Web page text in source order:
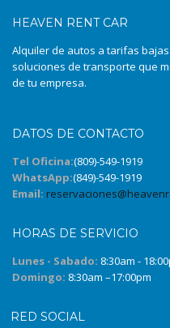
HEAVEN RENT CAR
Alquiler de autos a tarifas
soluciones de transporte que
de tu empresa.
DATOS DE CONTACTO
Tel Oficina:(809)-549-1919
WhatsApp:(849)-549-1919
Email:
HORAS DE SERVICIO
Lunes - Sabado: 8:30am -
Domingo: 8:30am –17:00pm
RED SOCIAL